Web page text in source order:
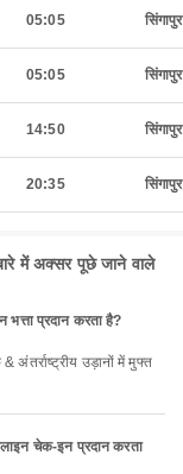
05:05 सिंगापुर
05:05 सिंगापुर
14:50 सिंगापुर
20:35 सिंगापुर
में अक्सर पूछे जाने वाले
प्रदान करता है?
चेक-इन प्रदान करता